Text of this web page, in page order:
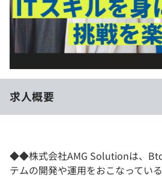
個人向けプラン
法人向けプラン
学校向けプラン
契約内容・クーポン
求人概要
◆◆株式会社AMG Solutionは、
テムの開発や運用をおこなって